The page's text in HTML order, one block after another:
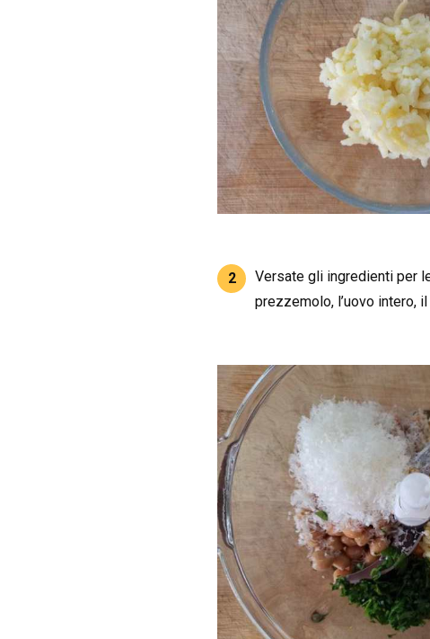
2
Versate gli ingredienti per
prezzemolo, l’uovo intero,